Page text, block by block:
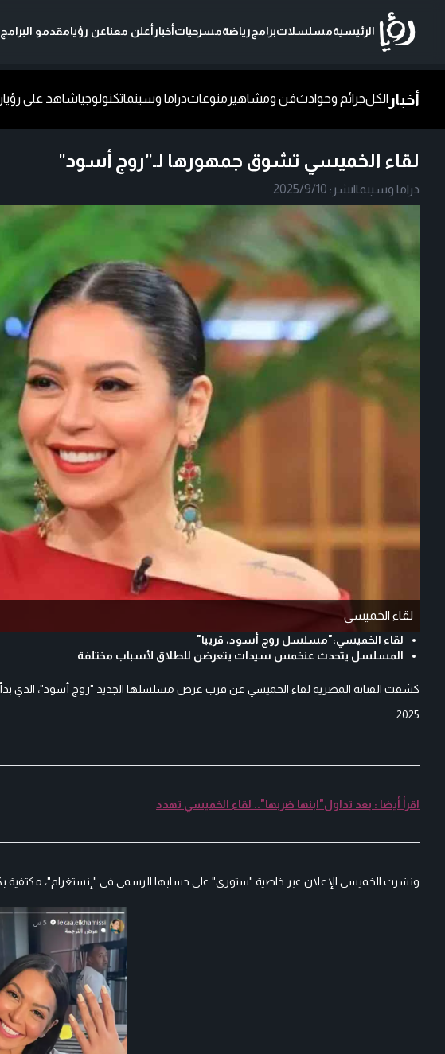
الرئيسيةمسلسلاتبرامجرياضةمسرحياتأخبارأعلن معناعن رؤيامقدمو البرامج
أخبار الكلجرائم وحوادثفن ومشاهير منوعاتدراما وسينماتكنولوجياشاهد على رؤيا
لقاء الخميسي تشوق جمهورها لـ"روج أسود"
دراما وسينما|نشر: 2025/9/10
لقاء الخميسي
لقاء الخميسي:"مسلسل روج أسود، قريبا"
المسلسل يتحدث عنخمس سيدات يتعرضن للطلاق لأسباب مختلفة
2025.
اقرأ أيضا : بعد تداول"ابنها ضربها".. لقاء الخميسي تهدد
ونشرت الخميسي الإعلان عبر خاصية "ستوري" على حسابها الرسمي في "إنستغرام"، مكتفية